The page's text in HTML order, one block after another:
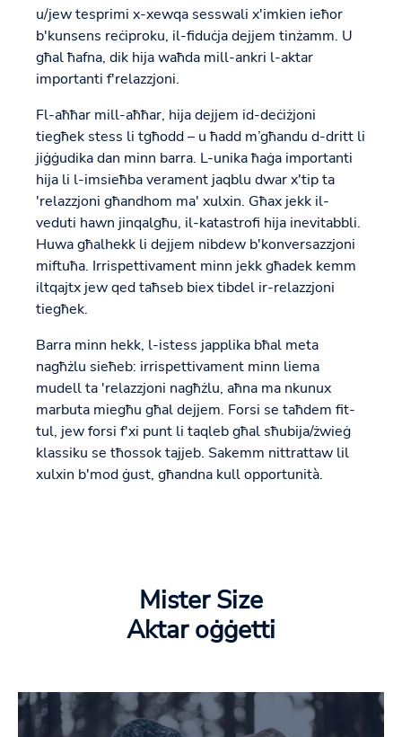
u/jew tesprimi x-xewqa sesswali x'imkien ieħor
b'kunsens reċiproku, il-fiduċja dejjem tinżamm. U
għal ħafna, dik hija waħda mill-ankri l-aktar
importanti f'relazzjoni.
Fl-aħħar mill-aħħar, hija dejjem id-deċiżjoni
tiegħek stess li tgħodd – u ħadd m’għandu d-dritt li
jiġġudika dan minn barra. L-unika ħaġa importanti
hija li l-imsieħba verament jaqblu dwar x'tip ta
'relazzjoni għandhom ma' xulxin. Għax jekk il-
veduti hawn jinqalgħu, il-katastrofi hija inevitabbli.
Huwa għalhekk li dejjem nibdew b'konversazzjoni
miftuħa. Irrispettivament minn jekk għadek kemm
iltqajtx jew qed taħseb biex tibdel ir-relazzjoni
tiegħek.
Barra minn hekk, l-istess japplika bħal meta
nagħżlu sieħeb: irrispettivament minn liema
mudell ta 'relazzjoni nagħżlu, aħna ma nkunux
marbuta miegħu għal dejjem. Forsi se taħdem fit-
tul, jew forsi f'xi punt li taqleb għal sħubija/żwieġ
klassiku se tħossok tajjeb. Sakemm nittrattaw lil
xulxin b'mod ġust, għandna kull opportunità.
Mister Size
Aktar oġġetti